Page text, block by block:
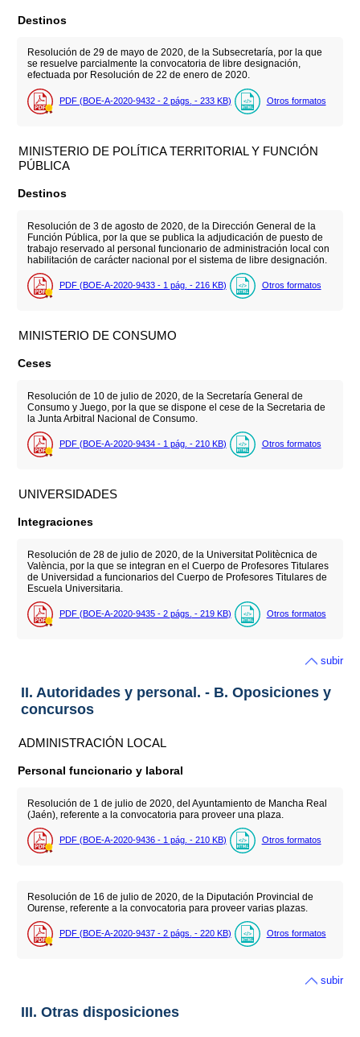
Destinos
Resolución de 29 de mayo de 2020, de la Subsecretaría, por la que
se resuelve parcialmente la convocatoria de libre designación,
efectuada por Resolución de 22 de enero de 2020.
PDF (BOE-A-2020-9432 - 2 págs. - 233 KB) Otros formatos
MINISTERIO DE POLÍTICA TERRITORIAL Y FUNCIÓN
PÚBLICA
Destinos
Resolución de 3 de agosto de 2020, de la Dirección General de la
Función Pública, por la que se publica la adjudicación de puesto de
trabajo reservado al personal funcionario de administración local con
habilitación de carácter nacional por el sistema de libre designación.
PDF (BOE-A-2020-9433 - 1 pág. - 216 KB) Otros formatos
MINISTERIO DE CONSUMO
Ceses
Resolución de 10 de julio de 2020, de la Secretaría General de
Consumo y Juego, por la que se dispone el cese de la Secretaria de
la Junta Arbitral Nacional de Consumo.
PDF (BOE-A-2020-9434 - 1 pág. - 210 KB) Otros formatos
UNIVERSIDADES
Integraciones
Resolución de 28 de julio de 2020, de la Universitat Politècnica de
València, por la que se integran en el Cuerpo de Profesores Titulares
de Universidad a funcionarios del Cuerpo de Profesores Titulares de
Escuela Universitaria.
PDF (BOE-A-2020-9435 - 2 págs. - 219 KB) Otros formatos
subir
II. Autoridades y personal. - B. Oposiciones y
concursos
ADMINISTRACIÓN LOCAL
Personal funcionario y laboral
Resolución de 1 de julio de 2020, del Ayuntamiento de Mancha Real
(Jaén), referente a la convocatoria para proveer una plaza.
PDF (BOE-A-2020-9436 - 1 pág. - 210 KB) Otros formatos
Resolución de 16 de julio de 2020, de la Diputación Provincial de
Ourense, referente a la convocatoria para proveer varias plazas.
PDF (BOE-A-2020-9437 - 2 págs. - 220 KB) Otros formatos
subir
III. Otras disposiciones